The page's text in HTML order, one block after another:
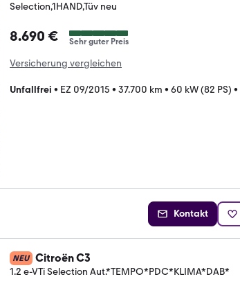
Selection,1HAND,Tüv neu
8.690 € Sehr guter Preis
Versicherung vergleichen
Unfallfrei • EZ 09/2015 • 37.700 km • 60 kW (82 PS) •
Kontakt
NEU Citroën C3
1.2 e-VTi Selection Aut.*TEMPO*PDC*KLIMA*DAB*